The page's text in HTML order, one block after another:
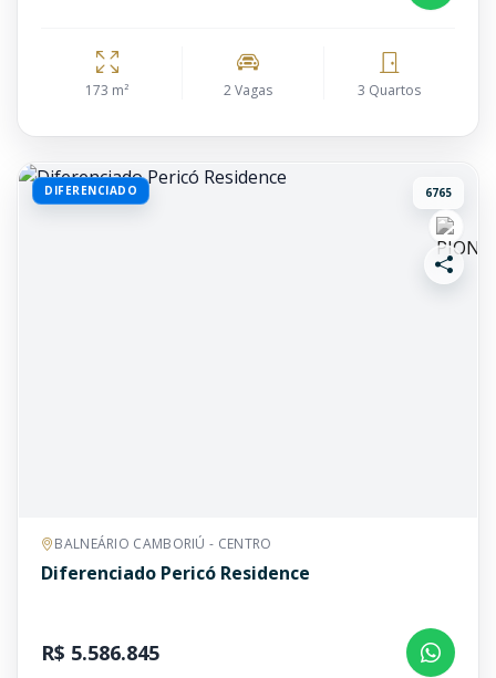
173 m² 2 Vagas 3 Quartos
DIFERENCIADO 6765
BALNEÁRIO CAMBORIÚ - CENTRO
Diferenciado Pericó Residence
R$ 5.586.845